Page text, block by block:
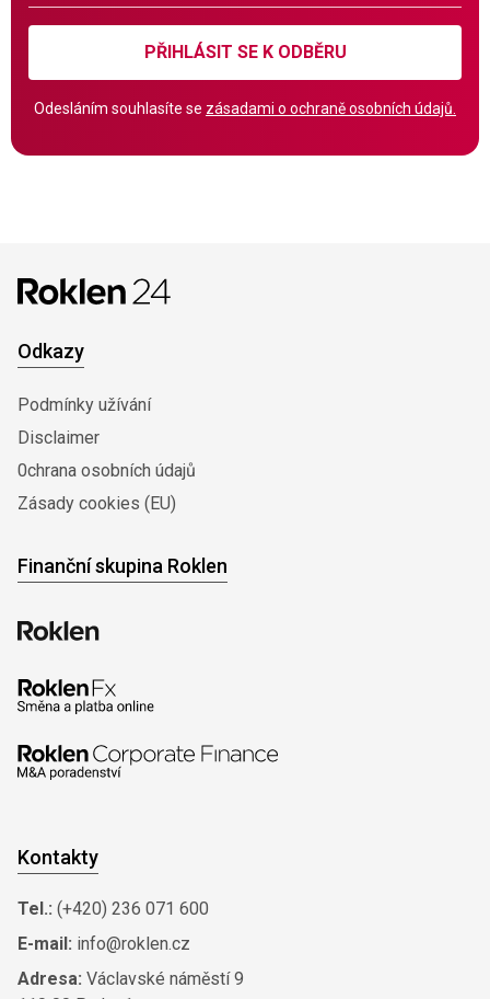
PŘIHLÁSIT SE K ODBĚRU
Odesláním souhlasíte se zásadami o ochraně osobních údajů.
Odkazy
Podmínky užívání
Disclaimer
0chrana osobních údajů
Zásady cookies (EU)
Finanční skupina Roklen
Kontakty
Tel.: (+420) 236 071 600
E-mail: info@roklen.cz
Adresa: Václavské náměstí 9